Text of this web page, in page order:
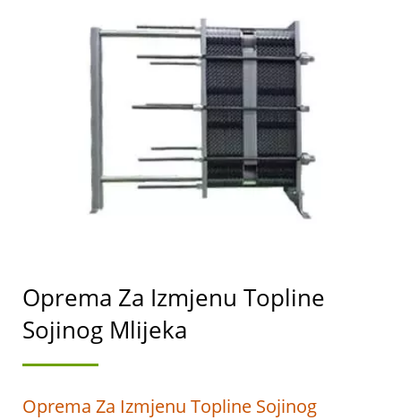
STROJEVA ZA
PROIZVODNJU TOFUA I
SOJINOG MLIJEKA S
NAJVIŠIM PRIORITETOM
NA SIGURNOSTI
HRANE.
Oprema Za Izmjenu Topline
Sojinog Mlijeka
Oprema Za Izmjenu Topline Sojinog